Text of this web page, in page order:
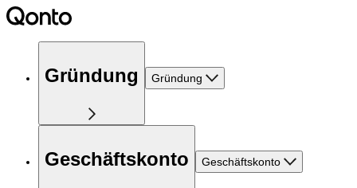
Gründung Gründung
Geschäftskonto Geschäftskonto